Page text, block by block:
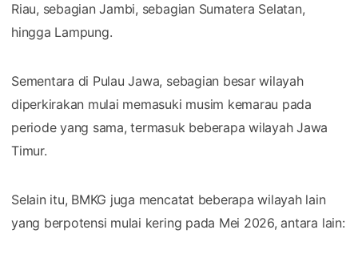
Riau, sebagian Jambi, sebagian Sumatera Selatan,
hingga Lampung.
Sementara di Pulau Jawa, sebagian besar wilayah
diperkirakan mulai memasuki musim kemarau pada
periode yang sama, termasuk beberapa wilayah Jawa
Timur.
Selain itu, BMKG juga mencatat beberapa wilayah lain
yang berpotensi mulai kering pada Mei 2026, antara lain: